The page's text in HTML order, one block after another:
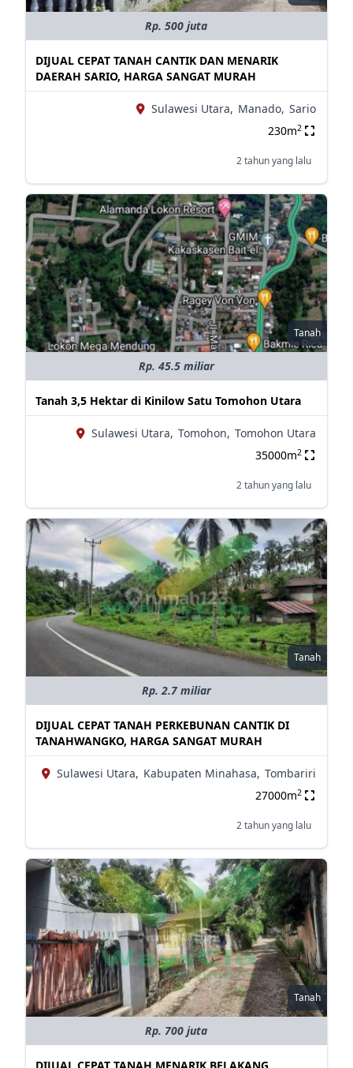
Rp. 500 juta
DIJUAL CEPAT TANAH CANTIK DAN MENARIK
DAERAH SARIO, HARGA SANGAT MURAH
Sulawesi Utara, Manado, Sario
230m2
2 tahun yang lalu
Tanah
Rp. 45.5 miliar
Tanah 3,5 Hektar di Kinilow Satu Tomohon Utara
Sulawesi Utara, Tomohon, Tomohon Utara
35000m2
2 tahun yang lalu
Tanah
Rp. 2.7 miliar
DIJUAL CEPAT TANAH PERKEBUNAN CANTIK DI
TANAHWANGKO, HARGA SANGAT MURAH
Sulawesi Utara, Kabupaten Minahasa, Tombariri
27000m2
2 tahun yang lalu
Tanah
Rp. 700 juta